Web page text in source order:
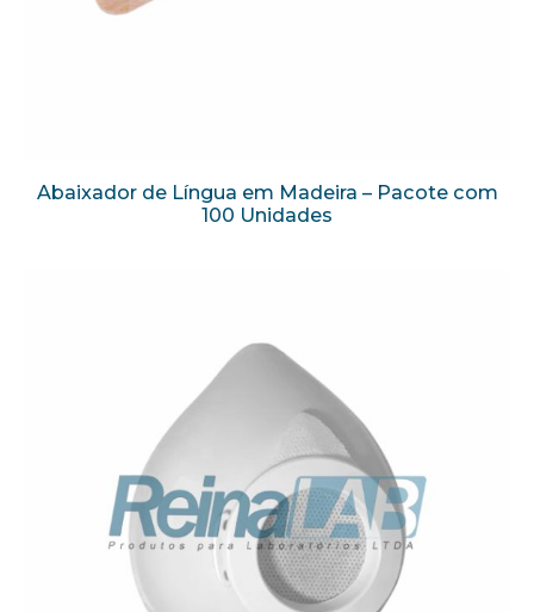
Abaixador de Língua em Madeira – Pacote com
100 Unidades